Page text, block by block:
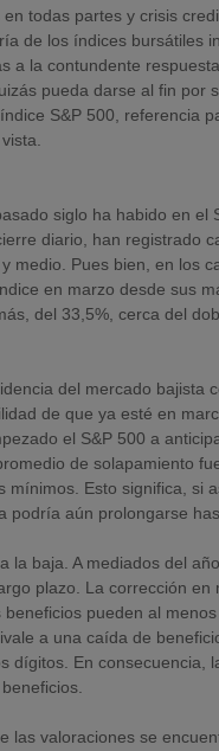
todas partes y crisis
de los índices bursátiles
a la contundente
pueda darse al fin por
S&P 500, referencia
siglo ha habido en
diario, han registrado
medio. Pues bien, en los
en marzo desde sus
del 33,5%, cerca del
del mercado bajista
de que ya esté en
el S&P 500 a
de solapamiento
Esto significa, si
aún prolongarse
baja. A mediados del
plazo. La corrección
pueden al
a una caída de
dígitos. En consecuencia,
valoraciones se